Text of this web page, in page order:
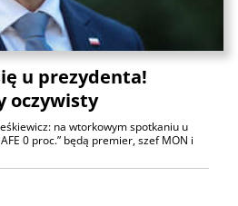
u prezydenta!
oczywisty
na wtorkowym spotkaniu u
0 proc.” będą premier, szef MON i